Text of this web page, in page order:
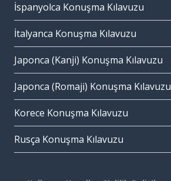
İspanyolca Konuşma Kılavuzu
İtalyanca Konuşma Kılavuzu
Japonca (Kanji) Konuşma Kılavuzu
Japonca (Romaji) Konuşma Kılavuzu
Korece Konuşma Kılavuzu
Rusça Konuşma Kılavuzu